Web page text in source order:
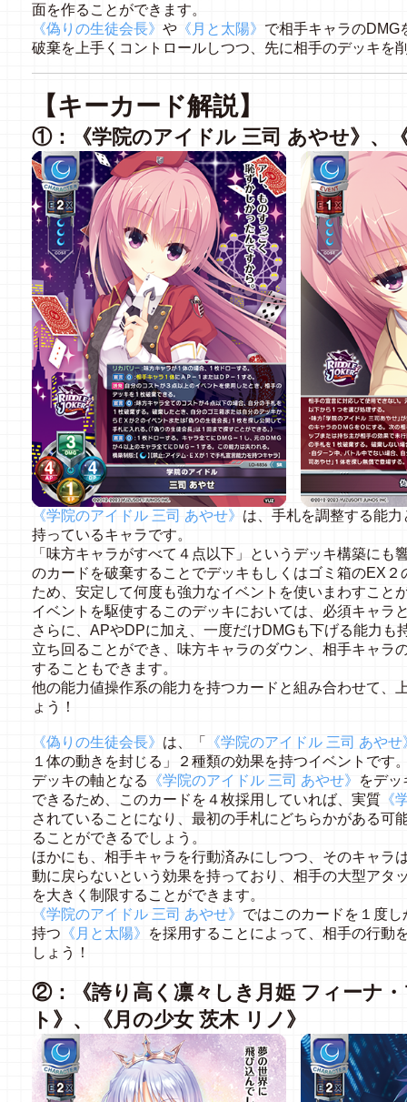
面を作ることができます。
《偽りの生徒会長》 や 《月と太陽》 で相手キャラのDMG
破棄を上手くコントロールしつつ、先に相手のデッキを
【キーカード解説】
①：《学院のアイドル 三司 あやせ》、
《学院のアイドル 三司 あやせ》 は、手札を調整する能
持っているキャラです。
「味方キャラがすべて４点以下」というデッキ構築に
のカードを破棄することでデッキもしくはゴミ箱のEX
ため、安定して何度も強力なイベントを使いまわすこと
イベントを駆使するこのデッキにおいては、必須キャラ
さらに、APやDPに加え、一度だけDMGも下げる能力も
立ち回ることができ、味方キャラのダウン、相手キャラ
することもできます。
他の能力値操作系の能力を持つカードと組み合わせて、
ょう！
《偽りの生徒会長》 は、「
《学院のアイドル 三司 あやせ
１体の動きを封じる」２種類の効果を持つイベントです
デッキの軸となる
《学院のアイドル 三司 あやせ》
をデ
できるため、このカードを４枚採用していれば、実質 《
されていることになり、最初の手札にどちらかがある可
ることができるでしょう。
ほかにも、相手キャラを行動済みにしつつ、そのキャラ
動に戻らないという効果を持っており、相手の大型アタ
を大きく制限することができます。
《学院のアイドル 三司 あやせ》 ではこのカードを１度
持つ 《月と太陽》
を採用することによって、相手の行動
しょう！
②：《誇り高く凛々しき月姫 フィーナ
ト》、《月の少女 茨木 リノ》